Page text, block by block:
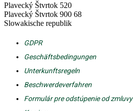
Plavecký Štvrtok 520
Plavecký Štvrtok 900 68
Slowakische republik
GDPR
Geschäftsbedingungen
Unterkunftsregeln
Beschwerdeverfahren
Formulár pre odstúpenie od zmluvy